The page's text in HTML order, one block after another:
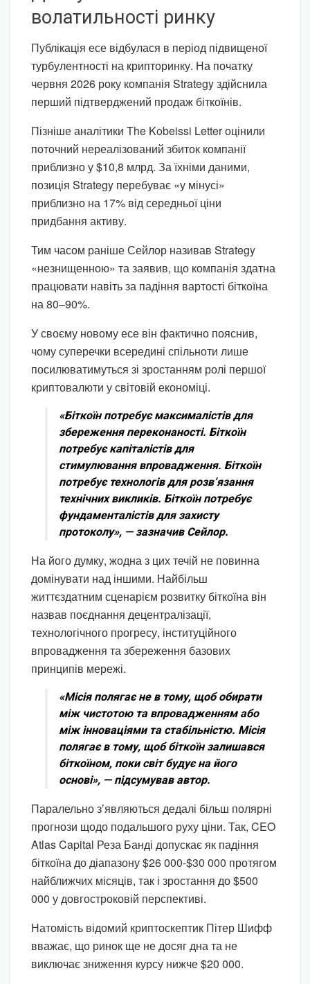
волатильності ринку
Публікація есе відбулася в період підвищеної
турбулентності на крипторинку. На початку
червня 2026 року компанія Strategy здійснила
перший підтверджений продаж біткоїнів.
Пізніше аналітики The Kobeissi Letter оцінили
поточний нереалізований збиток компанії
приблизно у $10,8 млрд. За їхніми даними,
позиція Strategy перебуває «у мінусі»
приблизно на 17% від середньої ціни
придбання активу.
Тим часом раніше Сейлор називав Strategy
«незнищенною» та заявив, що компанія здатна
працювати навіть за падіння вартості біткоїна
на 80–90%.
У своєму новому есе він фактично пояснив,
чому суперечки всередині спільноти лише
посилюватимуться зі зростанням ролі першої
криптовалюти у світовій економіці.
«Біткоїн потребує максималістів для
збереження переконаності. Біткоїн
потребує капіталістів для
стимулювання впровадження. Біткоїн
потребує технологів для розв’язання
технічних викликів. Біткоїн потребує
фундаменталістів для захисту
протоколу», — зазначив Сейлор.
На його думку, жодна з цих течій не повинна
домінувати над іншими. Найбільш
життєздатним сценарієм розвитку біткоїна він
назвав поєднання децентралізації,
технологічного прогресу, інституційного
впровадження та збереження базових
принципів мережі.
«Місія полягає не в тому, щоб обирати
між чистотою та впровадженням або
між інноваціями та стабільністю. Місія
полягає в тому, щоб біткоїн залишався
біткоїном, поки світ будує на його
основі», — підсумував автор.
Паралельно зʼявляються дедалі більш полярні
прогнози щодо подальшого руху ціни. Так, CEO
Atlas Capital Реза Банді допускає як падіння
біткоїна до діапазону $26 000-$30 000 протягом
найближчих місяців, так і зростання до $500
000 у довгостроковій перспективі.
Натомість відомий криптоскептик Пітер Шифф
вважає, що ринок ще не досяг дна та не
виключає зниження курсу нижче $20 000.